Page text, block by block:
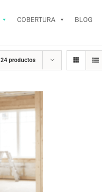
COBERTURA BLOG
24 productos